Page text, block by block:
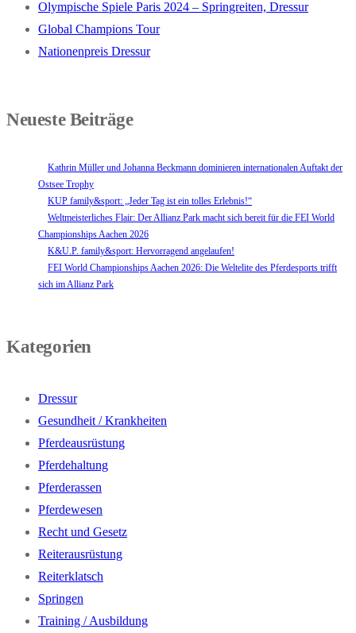
Olympische Spiele Paris 2024 – Springreiten, Dressur
Global Champions Tour
Nationenpreis Dressur
Neueste Beiträge
Kathrin Müller und Johanna Beckmann dominieren internationalen Auftakt der
Ostsee Trophy
KUP family&sport: „Jeder Tag ist ein tolles Erlebnis!“
Weltmeisterliches Flair: Der Allianz Park macht sich bereit für die FEI World
Championships Aachen 2026
K&U.P. family&sport: Hervorragend angelaufen!
FEI World Championships Aachen 2026: Die Weltelite des Pferdesports trifft
sich im Allianz Park
Kategorien
Dressur
Gesundheit / Krankheiten
Pferdeausrüstung
Pferdehaltung
Pferderassen
Pferdewesen
Recht und Gesetz
Reiterausrüstung
Reiterklatsch
Springen
Training / Ausbildung